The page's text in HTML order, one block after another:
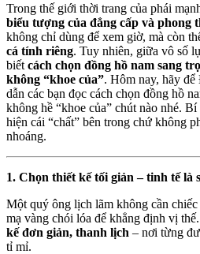
Trong thế giới thời trang của phái
biểu tượng của đẳng cấp và phong
không chỉ dùng để xem giờ, mà còn
cá tính riêng. Tuy nhiên, giữa vô số
biết cách chọn đồng hồ nam sang
không “khoe của”. Hôm nay, hãy
dẫn các bạn đọc cách chọn đồng hồ
không hề “khoe của” chút nào nhé.
hiện cái “chất” bên trong chứ không
nhoáng.
1. Chọn thiết kế tối giản – tinh tế là
Một quý ông lịch lãm không cần
mạ vàng chói lóa để khẳng định vị
kế đơn giản, thanh lịch – nơi từng
tỉ mỉ.